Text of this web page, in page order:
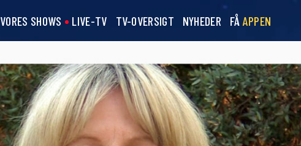
VORES SHOWS LIVE-TV TV-OVERSIGT NYHEDER FÅ APPEN